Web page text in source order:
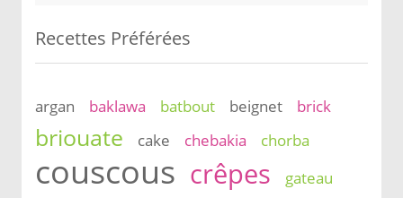
Recettes Préférées
argan baklawa batbout beignet brick
briouate cake chebakia chorba
couscous crêpes
gateau